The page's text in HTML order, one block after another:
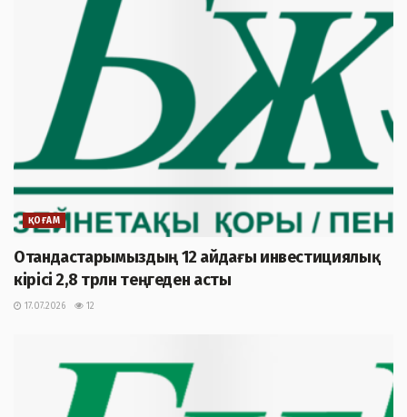
ҚОҒАМ
Отандастарымыздың 12 айдағы инвестициялық
кірісі 2,8 трлн теңгеден асты
17.07.2026 12